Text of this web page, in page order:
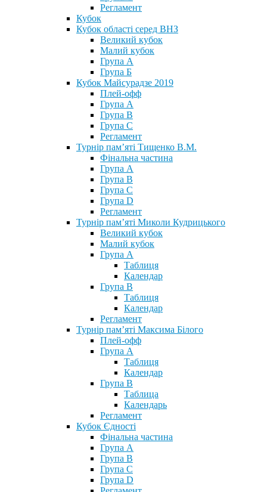
Регламент
Кубок
Кубок області серед ВНЗ
Великий кубок
Малий кубок
Група А
Група Б
Кубок Майсурадзе 2019
Плей-офф
Група А
Група В
Група С
Регламент
Турнір пам’яті Тищенко В.М.
Фінальна частина
Група А
Група В
Група С
Група D
Регламент
Турнір пам’яті Миколи Кудрицького
Великий кубок
Малий кубок
Група А
Таблиця
Календар
Група В
Таблиця
Календар
Регламент
Турнір пам’яті Максима Білого
Плей-офф
Група А
Таблиця
Календар
Група В
Таблица
Календарь
Регламент
Кубок Єдності
Фінальна частина
Група А
Група В
Група С
Група D